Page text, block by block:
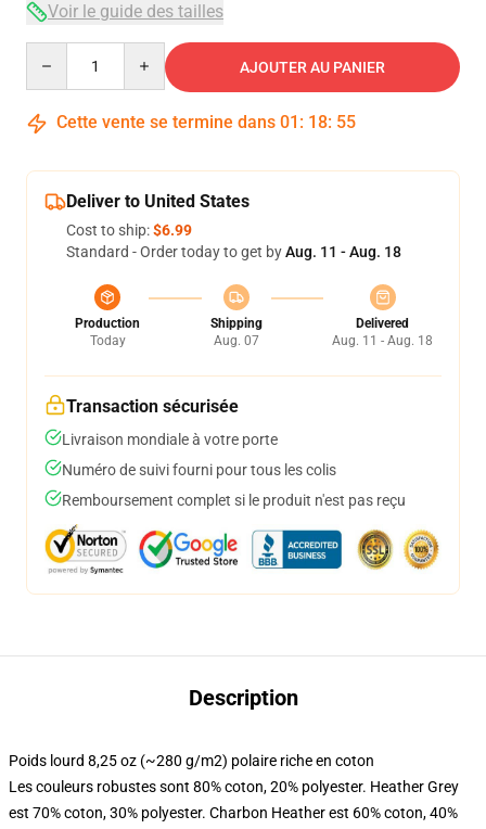
Voir le guide des tailles
AJOUTER AU PANIER
Cette vente se termine dans 01 : 18: 54
Deliver to United States
Cost to ship:$6.99
Standard - Order today to get byAug. 11 - Aug. 18
Production
Today
Shipping
Aug. 07
Delivered
Aug. 11 - Aug. 18
Transaction sécurisée
Livraison mondiale à votre porte
Numéro de suivi fourni pour tous les colis
Remboursement complet si le produit n'est pas reçu
Description
Poids lourd 8,25 oz (~280 g/m2) polaire riche en coton
Les couleurs robustes sont 80% coton, 20% polyester. Heather Grey
est 70% coton, 30% polyester. Charbon Heather est 60% coton, 40%